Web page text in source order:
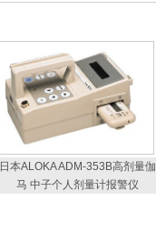
日本ALOKA ADM-353B高剂量伽
马 中子个人剂量计报警仪